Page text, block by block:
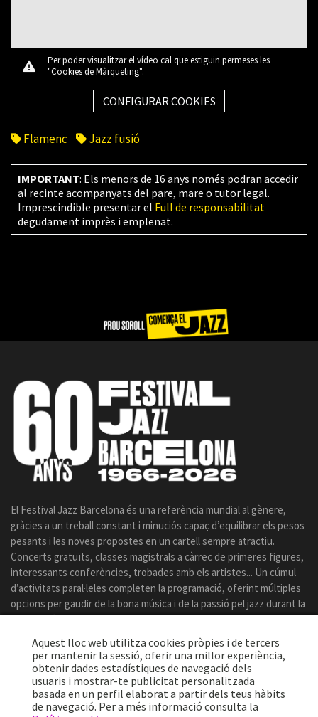
Per poder visualitzar el vídeo cal que estiguin permeses les
"Cookies de Màrqueting".
CONFIGURAR COOKIES
Flamenc Jazz fusió
IMPORTANT: Els menors de 16 anys només podran accedir
al recinte acompanyats del pare, mare o tutor legal.
Imprescindible presentar el Full de responsabilitat
degudament imprès i emplenat.
El Festival Jazz Barcelona és una referència mundial al gènere,
gràcies a un treball constant i minuciós capaç d’equilibrar els pesos
pesants i les noves propostes en un cartell sempre atractiu.
Concerts gratuïts, classes magistrals a càrrec de primeres figures,
interessants conferències, trobades amb els artistes... Un cúmul
d’activitats paral·leles completen la programació, oferint múltiples
opcions per gaudir de la bona música i de la passió pel jazz durant la
celebració del certamen.
Aquest lloc web utilitza cookies pròpies i de tercers
per mantenir la sessió, oferir una millor experiència,
obtenir dades estadístiques de navegació dels
usuaris i mostrar-te publicitat personalitzada
basada en un perfil elaborat a partir dels teus hàbits
de navegació. Per a més informació consulta la